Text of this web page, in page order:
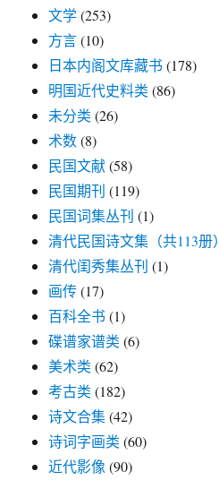
文学(253)
方言(10)
日本内阁文库藏书 (178)
明国近代史料类 (86)
未分类 (26)
术数(8)
民国文献(58)
民国期刊 (119)
民国词集丛刊 (1)
清代民国诗文集（共113册）
清代闺秀集丛刊 (1)
画传(17)
百科全书 (1)
碟谱家谱类 (6)
美术类 (62)
考古类 (182)
诗文合集(42)
诗词字画类 (60)
近代影像 (90)